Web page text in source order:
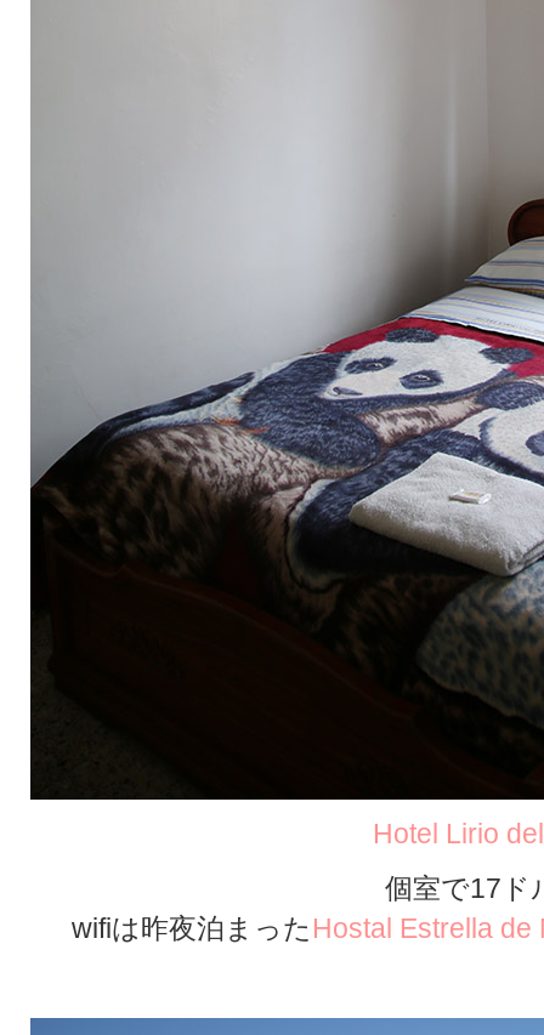
Hotel Lirio
個室で17ド
wifiは昨夜泊まった Hostal Estrella de